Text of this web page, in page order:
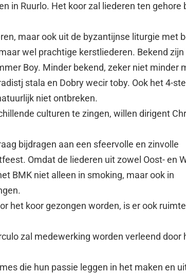
in Ruurlo. Het koor zal liederen ten gehore
maar ook uit de byzantijnse liturgie met
wel prachtige kerstliederen. Bekend zijn
Boy. Minder bekend, zeker niet minder
stala en Dobry wecir toby. Ook het 4-
niet ontbreken.
culturen te zingen, willen dirigent
bijdragen aan een sfeervolle en zinvolle
Omdat de liederen uit zowel Oost- en
BMK niet alleen in smoking, maar ook in
het koor gezongen worden, is er ook
zal medewerking worden verleend door
die hun passie leggen in het maken en